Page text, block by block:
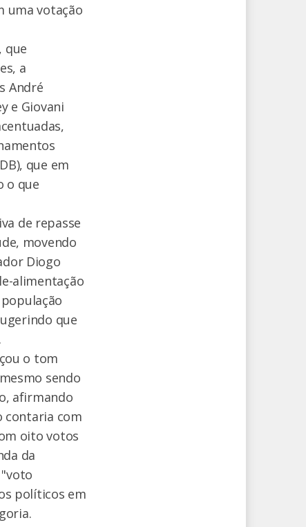
uma votação
que
a
André
e Giovani
que em
o que
de repasse
movendo
Diogo
alimentação
que
o tom
sendo
afirmando
contaria com
oito votos
da
políticos em